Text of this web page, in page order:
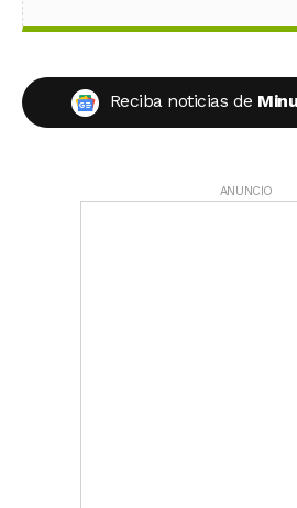
Reciba noticias de
ANUNCIO